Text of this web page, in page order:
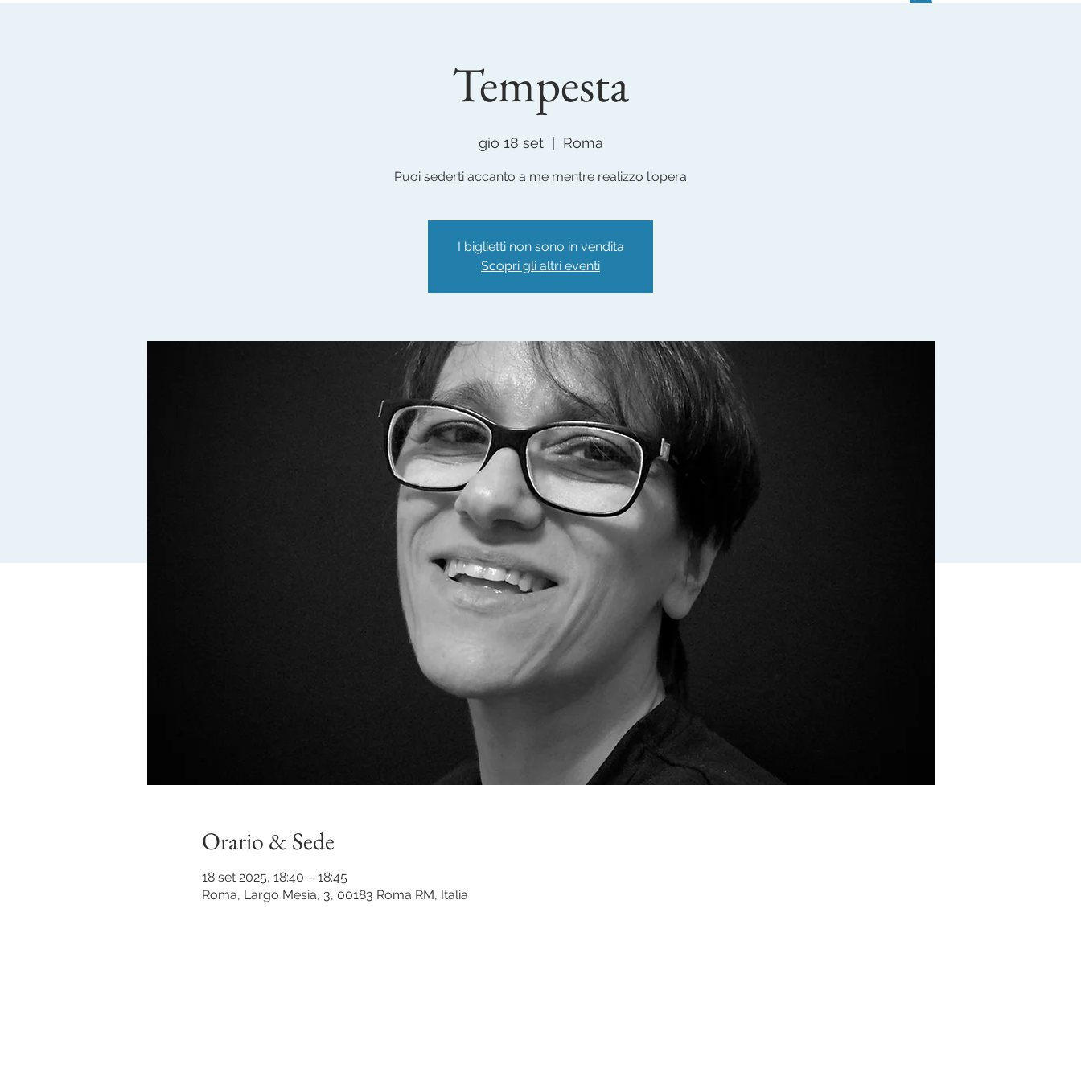
Tempesta
gio 18 set
  |
Roma
Puoi sederti accanto a me mentre realizzo l'opera
I biglietti non sono in vendita
Scopri gli altri eventi
Orario & Sede
18 set 2025, 18:40 – 18:45
Roma, Largo Mesia, 3, 00183 Roma RM, Italia